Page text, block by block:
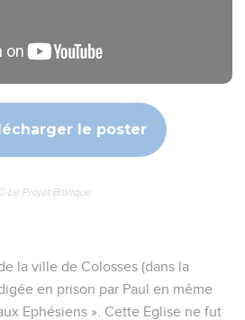
le poster
© Le Projet Biblique
la ville de Colosses (dans la
en prison par Paul en même
Ephésiens ». Cette Eglise ne fut